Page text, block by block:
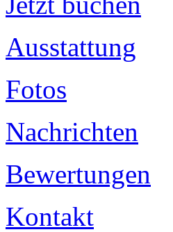
Ausstattung
Fotos
Nachrichten
Bewertungen
Kontakt